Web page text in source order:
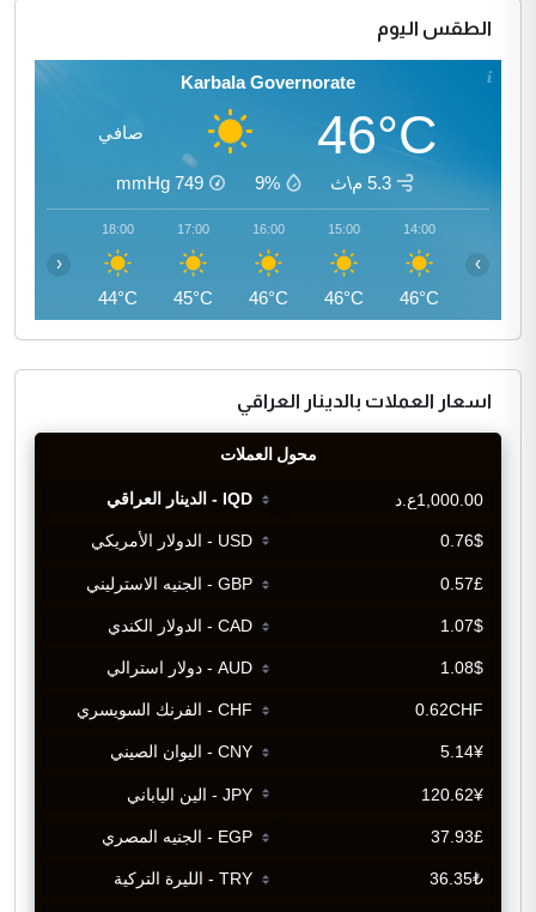
الطقس اليوم
Karbala Governorate
46°C صافي
5.3 م\ث 9%
749
mmHg
14:00
46°C
15:00
46°C
16:00
46°C
17:00
45°C
18:00
44°C
‹ ›
اسعار العملات بالدينار العراقي